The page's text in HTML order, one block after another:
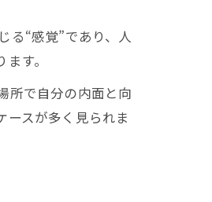
る“感覚”であり、人
す。
所で自分の内面と向
スが多く見られま